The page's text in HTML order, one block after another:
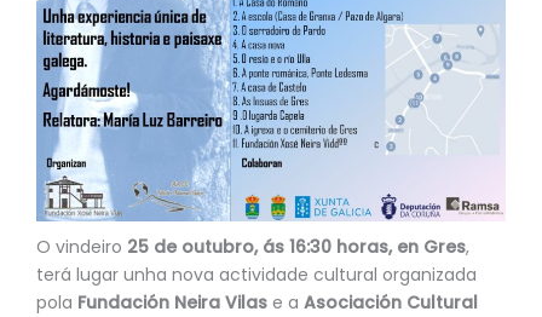
O vindeiro 25 de outubro, ás 16:30 horas, en Gres,
terá lugar unha nova actividade cultural organizada
pola Fundación Neira Vilas e a Asociación Cultural